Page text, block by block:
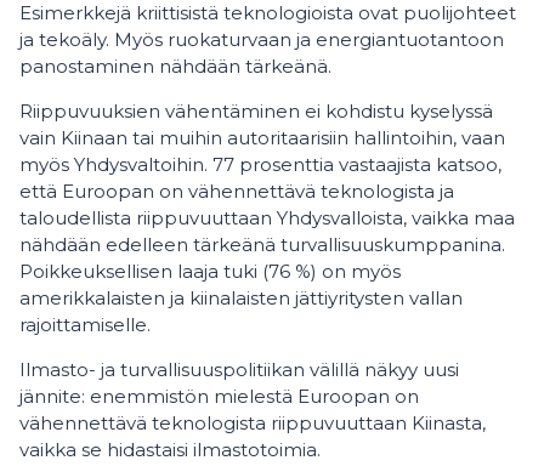
Esimerkkejä kriittisistä teknologioista ovat puolijohteet
ja tekoäly. Myös ruokaturvaan ja energiantuotantoon
panostaminen nähdään tärkeänä.
Riippuvuuksien vähentäminen ei kohdistu kyselyssä
vain Kiinaan tai muihin autoritaarisiin hallintoihin, vaan
myös Yhdysvaltoihin. 77 prosenttia vastaajista katsoo,
että Euroopan on vähennettävä teknologista ja
taloudellista riippuvuuttaan Yhdysvalloista, vaikka maa
nähdään edelleen tärkeänä turvallisuuskumppanina.
Poikkeuksellisen laaja tuki (76 %) on myös
amerikkalaisten ja kiinalaisten jättiyritysten vallan
rajoittamiselle.
Ilmasto- ja turvallisuuspolitiikan välillä näkyy uusi
jännite: enemmistön mielestä Euroopan on
vähennettävä teknologista riippuvuuttaan Kiinasta,
vaikka se hidastaisi ilmastotoimia.